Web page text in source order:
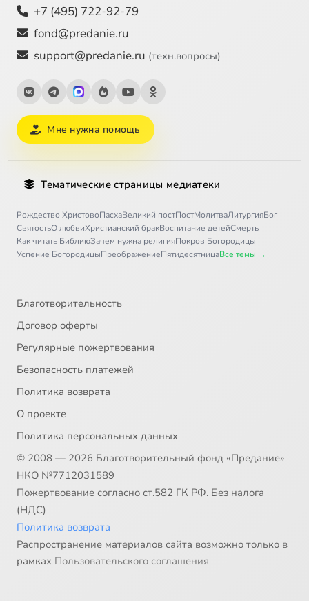
+7 (495) 722-92-79
fond@predanie.ru
support@predanie.ru (техн.вопросы)
Мне нужна помощь
Тематические страницы медиатеки
Рождество ХристовоПасхаВеликий постПостМолитваЛитургияБог
СвятостьО любвиХристианский бракВоспитание детейСмерть
Как читать БиблиюЗачем нужна религияПокров Богородицы
Успение БогородицыПреображениеПятидесятницаВсе темы →
Благотворительность
Договор оферты
Регулярные пожертвования
Безопасность платежей
Политика возврата
О проекте
Политика персональных данных
© 2008 — 2026 Благотворительный фонд «Предание»
НКО №7712031589
Пожертвование согласно ст.582 ГК РФ. Без налога
(НДС)
Политика возврата
Распространение материалов сайта возможно только в
рамках Пользовательского соглашения